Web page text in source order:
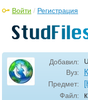
Войти / Регистрация
Добавил:
Вуз:
Предмет:
Файл:
(возникновение и
тысячелетия до
дисциплины (XIX в.)
• § 3. Развитие
• Глава 2 сущность,
современного